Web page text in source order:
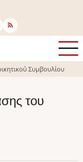
Συμβουλίου
του